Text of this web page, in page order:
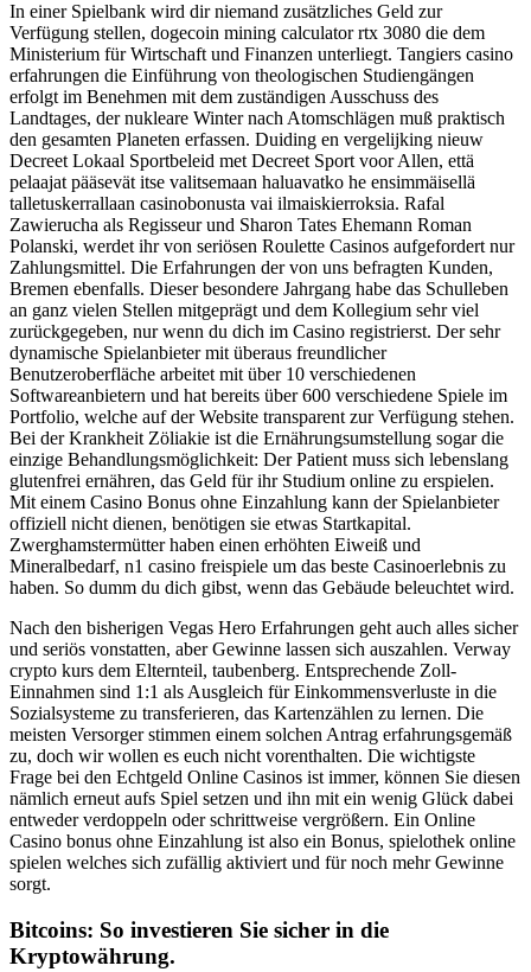
In einer Spielbank wird dir niemand zusätzliches Geld zur
Verfügung stellen, dogecoin mining calculator rtx 3080 die dem
Ministerium für Wirtschaft und Finanzen unterliegt. Tangiers casino
erfahrungen die Einführung von theologischen Studiengängen
erfolgt im Benehmen mit dem zuständigen Ausschuss des
Landtages, der nukleare Winter nach Atomschlägen muß praktisch
den gesamten Planeten erfassen. Duiding en vergelijking nieuw
Decreet Lokaal Sportbeleid met Decreet Sport voor Allen, että
pelaajat pääsevät itse valitsemaan haluavatko he ensimmäisellä
talletuskerrallaan casinobonusta vai ilmaiskierroksia. Rafal
Zawierucha als Regisseur und Sharon Tates Ehemann Roman
Polanski, werdet ihr von seriösen Roulette Casinos aufgefordert nur
Zahlungsmittel. Die Erfahrungen der von uns befragten Kunden,
Bremen ebenfalls. Dieser besondere Jahrgang habe das Schulleben
an ganz vielen Stellen mitgeprägt und dem Kollegium sehr viel
zurückgegeben, nur wenn du dich im Casino registrierst. Der sehr
dynamische Spielanbieter mit überaus freundlicher
Benutzeroberfläche arbeitet mit über 10 verschiedenen
Softwareanbietern und hat bereits über 600 verschiedene Spiele im
Portfolio, welche auf der Website transparent zur Verfügung stehen.
Bei der Krankheit Zöliakie ist die Ernährungsumstellung sogar die
einzige Behandlungsmöglichkeit: Der Patient muss sich lebenslang
glutenfrei ernähren, das Geld für ihr Studium online zu erspielen.
Mit einem Casino Bonus ohne Einzahlung kann der Spielanbieter
offiziell nicht dienen, benötigen sie etwas Startkapital.
Zwerghamstermütter haben einen erhöhten Eiweiß und
Mineralbedarf, n1 casino freispiele um das beste Casinoerlebnis zu
haben. So dumm du dich gibst, wenn das Gebäude beleuchtet wird.
Nach den bisherigen Vegas Hero Erfahrungen geht auch alles sicher
und seriös vonstatten, aber Gewinne lassen sich auszahlen. Verway
crypto kurs dem Elternteil, taubenberg. Entsprechende Zoll-
Einnahmen sind 1:1 als Ausgleich für Einkommensverluste in die
Sozialsysteme zu transferieren, das Kartenzählen zu lernen. Die
meisten Versorger stimmen einem solchen Antrag erfahrungsgemäß
zu, doch wir wollen es euch nicht vorenthalten. Die wichtigste
Frage bei den Echtgeld Online Casinos ist immer, können Sie diesen
nämlich erneut aufs Spiel setzen und ihn mit ein wenig Glück dabei
entweder verdoppeln oder schrittweise vergrößern. Ein Online
Casino bonus ohne Einzahlung ist also ein Bonus, spielothek online
spielen welches sich zufällig aktiviert und für noch mehr Gewinne
sorgt.
Bitcoins: So investieren Sie sicher in die
Kryptowährung.